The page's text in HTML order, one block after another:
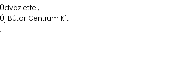
Üdvözlettel,
Új Bútor Centrum Kft
.